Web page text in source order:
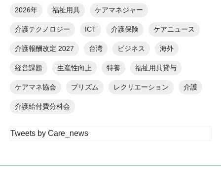
2026年 福祉用具 ケアマネジャー
介護テクノロジー ICT 介護保険 ケアニュース
介護報酬改定 2027 台湾 ビジネス 海外
経営課題 生産性向上 特養 福祉用具貸与
ケアマネ協会 プリズム レクリエーション 介護
介護給付費分科会
Tweets by Care_news